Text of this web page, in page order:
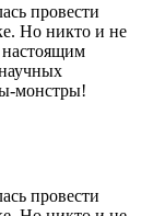
провести
Но никто и не
настоящим
монстры!
провести